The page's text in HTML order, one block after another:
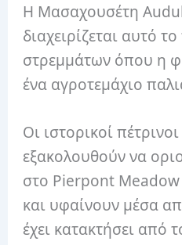
Η Μασαχουσέτη
διαχειρίζεται αυτό
στρεμμάτων όπου η
ένα αγροτεμάχιο
Οι ιστορικοί πέτρινοι
εξακολουθούν να
στο Pierpont
και υφαίνουν μέσα
έχει κατακτήσει από